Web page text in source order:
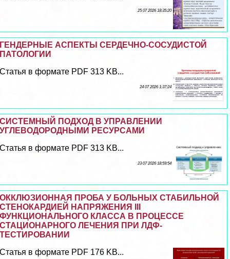
25 07 2026 18:35:20
ГЕНДЕРНЫЕ АСПЕКТЫ СЕРДЕЧНО-СОСУДИСТОЙ
ПАТОЛОГИИ
Статья в формате PDF 313 KB...
24 07 2026 1:37:24
СИСТЕМНЫЙ ПОДХОД В УПРАВЛЕНИИ
УГЛЕВОДОРОДНЫМИ РЕСУРСАМИ
Статья в формате PDF 313 KB...
23 07 2026 18:59:54
ОККЛЮЗИОННАЯ ПРОБА У БОЛЬНЫХ СТАБИЛЬНОЙ
СТЕНОКАРДИЕЙ НАПРЯЖЕНИЯ III
ФУНКЦИОНАЛЬНОГО КЛАССА В ПРОЦЕССЕ
СТАЦИОНАРНОГО ЛЕЧЕНИЯ ПРИ ЛДФ-
ТЕСТИРОВАНИИ
Статья в формате PDF 176 KB...